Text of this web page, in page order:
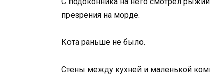
презрения на морде.
Кота раньше не было.
Стены между кухней и маленькой